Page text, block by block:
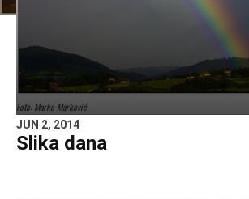
Foto: Marko Marković
JUN 2, 2014
Slika dana